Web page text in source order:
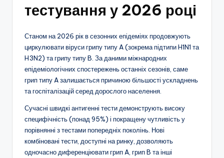
тестування у 2026 році
Станом на 2026 рік в сезонних епідеміях продовжують
циркулювати віруси грипу типу A (зокрема підтипи H1N1 та
H3N2) та грипу типу B. За даними міжнародних
епідеміологічних спостережень останніх сезонів, саме
грип типу A залишається причиною більшості ускладнень
та госпіталізацій серед дорослого населення.
Сучасні швидкі антигенні тести демонструють високу
специфічність (понад 95%) і покращену чутливість у
порівнянні з тестами попередніх поколінь. Нові
комбіновані тести, доступні на ринку, дозволяють
одночасно диференціювати грип A, грип B та інші